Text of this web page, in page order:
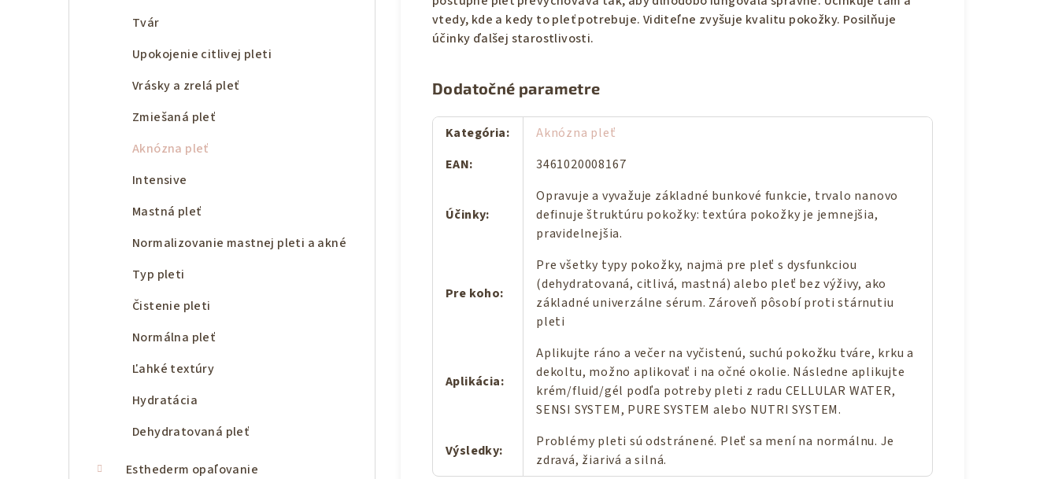
Tvár
Upokojenie citlivej pleti
Vrásky a zrelá pleť
Zmiešaná pleť
Aknózna pleť
Intensive
Mastná pleť
Normalizovanie mastnej pleti a akné
Typ pleti
Čistenie pleti
Normálna pleť
Ľahké textúry
Hydratácia
Dehydratovaná pleť
Esthederm opaľovanie
vtedy, kde a kedy to pleť potrebuje. Viditeľne zvyšuje kvalitu pokožky. Posilňuje
účinky ďalšej starostlivosti.
Dodatočné parametre
Kategória:
Aknózna pleť
EAN: 3461020008167
Účinky:
Opravuje a vyvažuje základné bunkové funkcie, trvalo nanovo
definuje štruktúru pokožky: textúra pokožky je jemnejšia,
pravidelnejšia.
Pre koho:
Pre všetky typy pokožky, najmä pre pleť s dysfunkciou
(dehydratovaná, citlivá, mastná) alebo pleť bez výživy, ako
základné univerzálne sérum. Zároveň pôsobí proti stárnutiu
pleti
Aplikácia:
Aplikujte ráno a večer na vyčistenú, suchú pokožku tváre, krku a
dekoltu, možno aplikovať i na očné okolie. Následne aplikujte
krém/fluid/gél podľa potreby pleti z radu CELLULAR WATER,
SENSI SYSTEM, PURE SYSTEM alebo NUTRI SYSTEM.
Výsledky:
Problémy pleti sú odstránené. Pleť sa mení na normálnu. Je
zdravá, žiarivá a silná.